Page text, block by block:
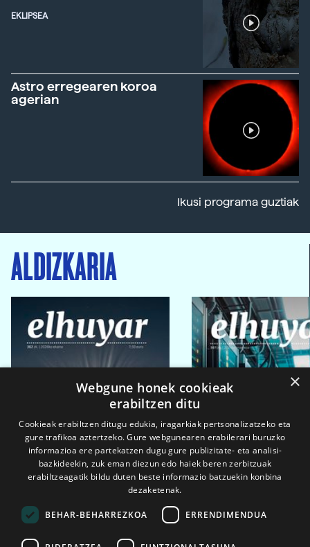
EKLIPSEA
Astro erregearen koroa
agerian
Ikusi programa guztiak
ALDIZKARIA
×
Webgune honek cookieak
erabiltzen ditu
Cookieak erabiltzen ditugu edukia, iragarkiak pertsonalizatzeko eta
gure trafikoa aztertzeko. Gure webgunearen erabilerari buruzko
informazioa ere partekatzen dugu gure publizitate- eta analisi-
bazkideekin, zuk eman diezun edo haiek beren zerbitzuak
erabiltzeagatik bildu duten beste informazio batzuekin konbina
dezaketenak.
BEHAR-BEHARREZKOA ERRENDIMENDUA